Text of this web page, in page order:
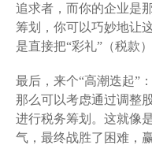
追求者，而你的企业是
筹划，你可以巧妙地让
是直接把“彩礼”（税款）
最后，来个“高潮迭起”
那么可以考虑通过调整
进行税务筹划。这就像
气，最终战胜了困难，